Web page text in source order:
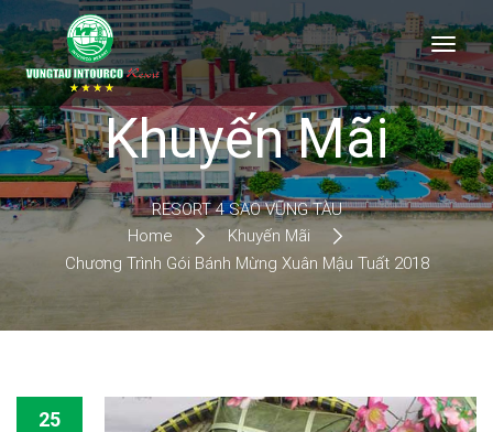
Khuyến Mãi
RESORT 4 SAO VŨNG TÀU
Home
Khuyến Mãi
Chương Trình Gói Bánh Mừng Xuân Mậu Tuất 2018
25